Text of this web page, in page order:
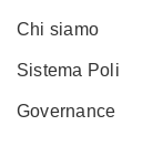
Chi siamo
Sistema Poli
Governance